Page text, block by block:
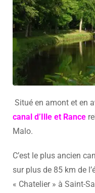
Situé en amont et en
canal d’Ille et Rance
Malo.
C’est le plus ancien
sur plus de 85 km de
« Chatelier » à Saint-